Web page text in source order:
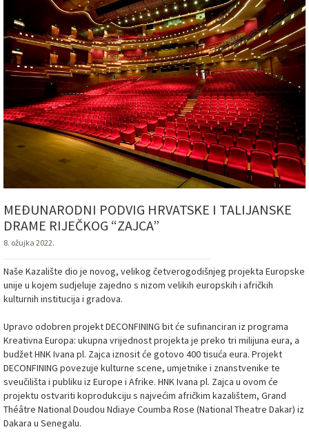
MEĐUNARODNI PODVIG HRVATSKE I TALIJANSKE
DRAME RIJEČKOG “ZAJCA”
8. ožujka 2022.
Naše Kazalište dio je novog, velikog četverogodišnjeg projekta Europske
unije u kojem sudjeluje zajedno s nizom velikih europskih i afričkih
kulturnih institucija i gradova.
Upravo odobren projekt DECONFINING bit će sufinanciran iz programa
Kreativna Europa: ukupna vrijednost projekta je preko tri milijuna eura, a
budžet HNK Ivana pl. Zajca iznosit će gotovo 400 tisuća eura. Projekt
DECONFINING povezuje kulturne scene, umjetnike i znanstvenike te
sveučilišta i publiku iz Europe i Afrike. HNK Ivana pl. Zajca u ovom će
projektu ostvariti koprodukciju s najvećim afričkim kazalištem, Grand
Théâtre National Doudou Ndiaye Coumba Rose (National Theatre Dakar) iz
Dakara u Senegalu.